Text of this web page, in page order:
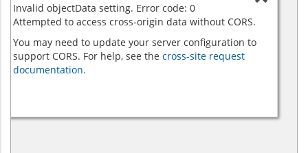
Invalid objectData setting. Error code: 0
Attempted to access cross-origin data without CORS.
You may need to update your server configuration to
support CORS. For help, see the cross-site request
documentation.